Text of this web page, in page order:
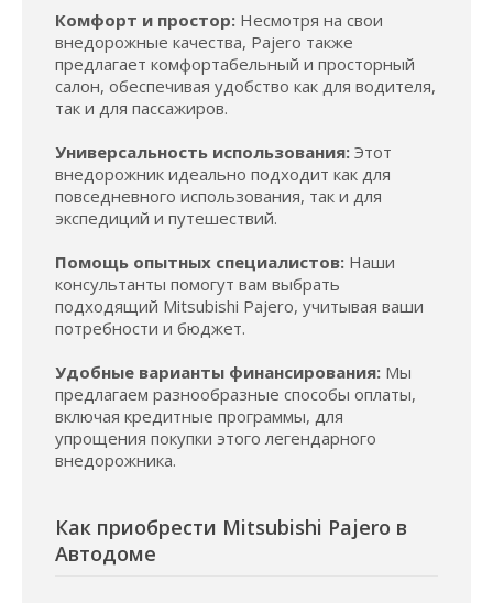
Комфорт и простор: Несмотря на свои
внедорожные качества, Pajero также
предлагает комфортабельный и просторный
салон, обеспечивая удобство как для водителя,
так и для пассажиров.
Универсальность использования: Этот
внедорожник идеально подходит как для
повседневного использования, так и для
экспедиций и путешествий.
Помощь опытных специалистов: Наши
консультанты помогут вам выбрать
подходящий Mitsubishi Pajero, учитывая ваши
потребности и бюджет.
Удобные варианты финансирования: Мы
предлагаем разнообразные способы оплаты,
включая кредитные программы, для
упрощения покупки этого легендарного
внедорожника.
Как приобрести Mitsubishi Pajero в
Автодоме